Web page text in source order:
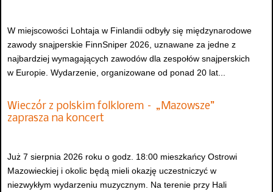
W miejscowości Lohtaja w Finlandii odbyły się międzynarodowe
zawody snajperskie FinnSniper 2026, uznawane za jedne z
najbardziej wymagających zawodów dla zespołów snajperskich
w Europie. Wydarzenie, organizowane od ponad 20 lat...
Wieczór z polskim folklorem – „Mazowsze”
zaprasza na koncert
Już 7 sierpnia 2026 roku o godz. 18:00 mieszkańcy Ostrowi
Mazowieckiej i okolic będą mieli okazję uczestniczyć w
niezwykłym wydarzeniu muzycznym. Na terenie przy Hali